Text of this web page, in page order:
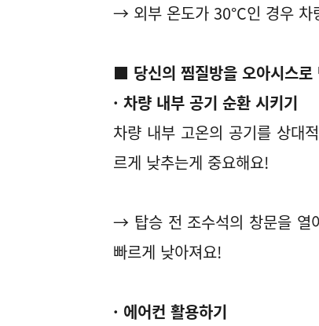
→ 외부 온도가 30°C인 경우 차
■ 당신의 찜질방을 오아시스로
· 차량 내부 공기 순환 시키기
차량 내부 고온의 공기를 상대
르게 낮추는게 중요해요!
→ 탑승 전 조수석의 창문을 열
빠르게 낮아져요!
· 에어컨 활용하기